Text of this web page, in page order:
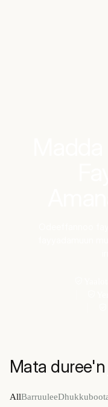
Mata
AllBarruulee